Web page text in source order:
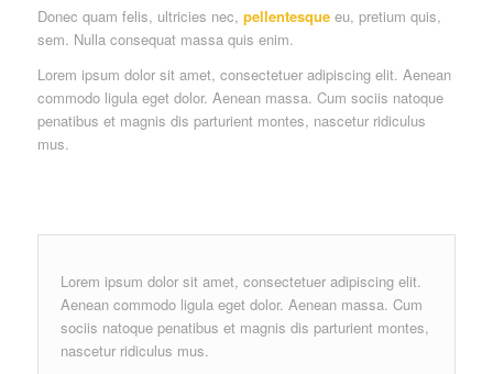
Donec quam felis, ultricies nec, pellentesqueeu, pretium quis,
sem. Nulla consequat massa quis enim.
Lorem ipsum dolor sit amet, consectetuer adipiscing elit. Aenean
commodo ligula eget dolor. Aenean massa. Cum sociis natoque
penatibus et magnis dis parturient montes, nascetur ridiculus
mus.
Lorem ipsum dolor sit amet, consectetuer adipiscing elit.
Aenean commodo ligula eget dolor. Aenean massa. Cum
sociis natoque penatibus et magnis dis parturient montes,
nascetur ridiculus mus.